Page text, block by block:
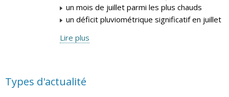
un mois de juillet parmi les plus chauds
un déficit pluviométrique significatif en juillet
Lire plus
Types d'actualité